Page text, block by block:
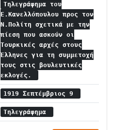
Τηλεγράφημα του
Ε.Κανελλόπουλου προς τον
Ν.Πολίτη σχετικά με την
πίεση που ασκούν οι
Τουρκικές αρχές στους
Έλληνες για τη συμμετοχή
τους στις βουλευτικές
εκλογές.
1919 Σεπτέμβριος 9
Τηλεγράφημα